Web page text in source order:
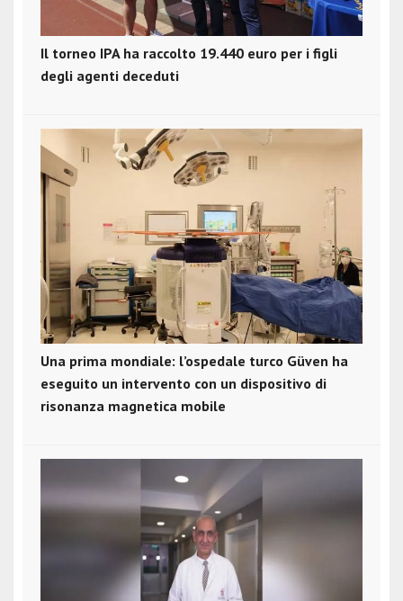
Il torneo IPA ha raccolto 19.440 euro per i figli
degli agenti deceduti
Una prima mondiale: l’ospedale turco Güven ha
eseguito un intervento con un dispositivo di
risonanza magnetica mobile